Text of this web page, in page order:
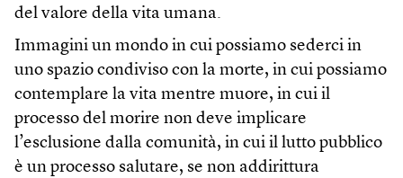
del valore della vita umana.
Immagini un mondo in cui possiamo sederci in
uno spazio condiviso con la morte, in cui possiamo
contemplare la vita mentre muore, in cui il
processo del morire non deve implicare
l’esclusione dalla comunità, in cui il lutto pubblico
è un processo salutare, se non addirittura